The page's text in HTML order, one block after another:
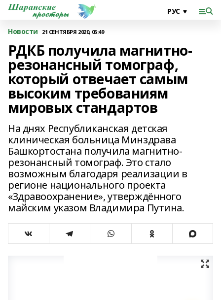
Новости 21 СЕНТЯБРЯ 2020, 05:49
РДКБ получила магнитно-
резонансный томограф,
который отвечает самым
высоким требованиям
мировых стандартов
На днях Республиканская детская
клиническая больница Минздрава
Башкортостана получила магнитно-
резонансный томограф. Это стало
возможным благодаря реализации в
регионе национального проекта
«Здравоохранение», утверждённого
майским указом Владимира Путина.